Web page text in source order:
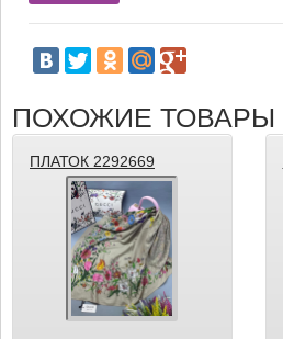
ПОХОЖИЕ ТОВАРЫ
ПЛАТОК 2292669